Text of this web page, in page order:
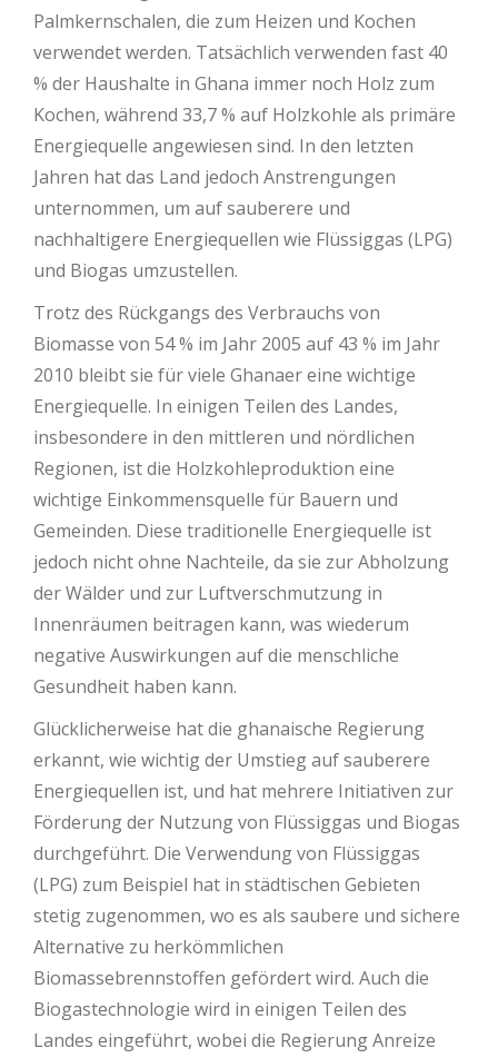
Palmkernschalen, die zum Heizen und Kochen
verwendet werden. Tatsächlich verwenden fast 40
% der Haushalte in Ghana immer noch Holz zum
Kochen, während 33,7 % auf Holzkohle als primäre
Energiequelle angewiesen sind. In den letzten
Jahren hat das Land jedoch Anstrengungen
unternommen, um auf sauberere und
nachhaltigere Energiequellen wie Flüssiggas (LPG)
und Biogas umzustellen.
Trotz des Rückgangs des Verbrauchs von
Biomasse von 54 % im Jahr 2005 auf 43 % im Jahr
2010 bleibt sie für viele Ghanaer eine wichtige
Energiequelle. In einigen Teilen des Landes,
insbesondere in den mittleren und nördlichen
Regionen, ist die Holzkohleproduktion eine
wichtige Einkommensquelle für Bauern und
Gemeinden. Diese traditionelle Energiequelle ist
jedoch nicht ohne Nachteile, da sie zur Abholzung
der Wälder und zur Luftverschmutzung in
Innenräumen beitragen kann, was wiederum
negative Auswirkungen auf die menschliche
Gesundheit haben kann.
Glücklicherweise hat die ghanaische Regierung
erkannt, wie wichtig der Umstieg auf sauberere
Energiequellen ist, und hat mehrere Initiativen zur
Förderung der Nutzung von Flüssiggas und Biogas
durchgeführt. Die Verwendung von Flüssiggas
(LPG) zum Beispiel hat in städtischen Gebieten
stetig zugenommen, wo es als saubere und sichere
Alternative zu herkömmlichen
Biomassebrennstoffen gefördert wird. Auch die
Biogastechnologie wird in einigen Teilen des
Landes eingeführt, wobei die Regierung Anreize